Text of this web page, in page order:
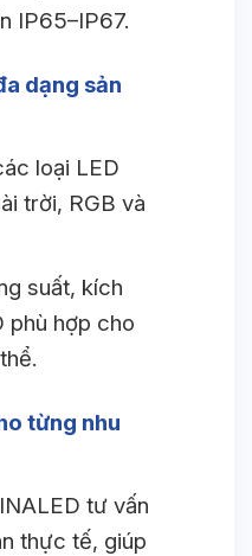
IP65–IP67.
dạng sản
loại LED
trời, RGB và
suất, kích
phù hợp cho
từng nhu
tư vấn
thực tế, giúp